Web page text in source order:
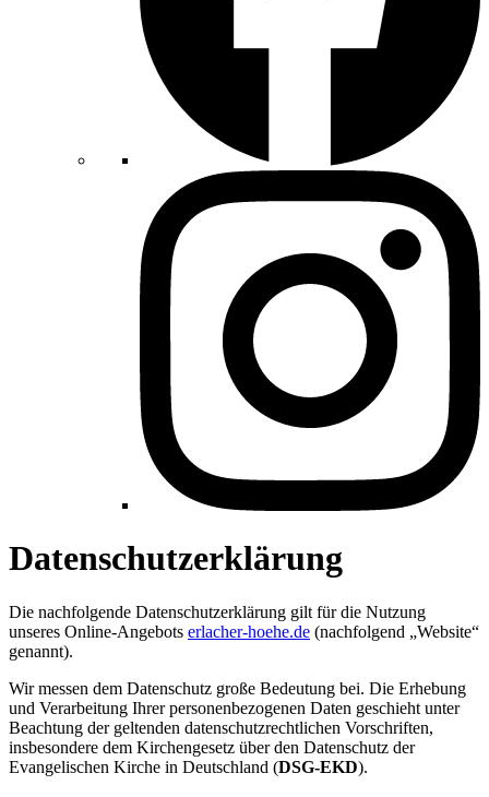
Datenschutzerklärung
Die nachfolgende Datenschutzerklärung gilt für die Nutzung
unseres Online-Angebots erlacher-hoehe.de (nachfolgend „Website“
genannt).
Wir messen dem Datenschutz große Bedeutung bei. Die Erhebung
und Verarbeitung Ihrer personenbezogenen Daten geschieht unter
Beachtung der geltenden datenschutzrechtlichen Vorschriften,
insbesondere dem Kirchengesetz über den Datenschutz der
Evangelischen Kirche in Deutschland (DSG-EKD).